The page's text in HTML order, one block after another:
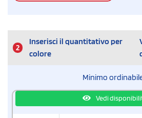
2
Inserisci il quantitativo per
colore
Minimo
Vedi